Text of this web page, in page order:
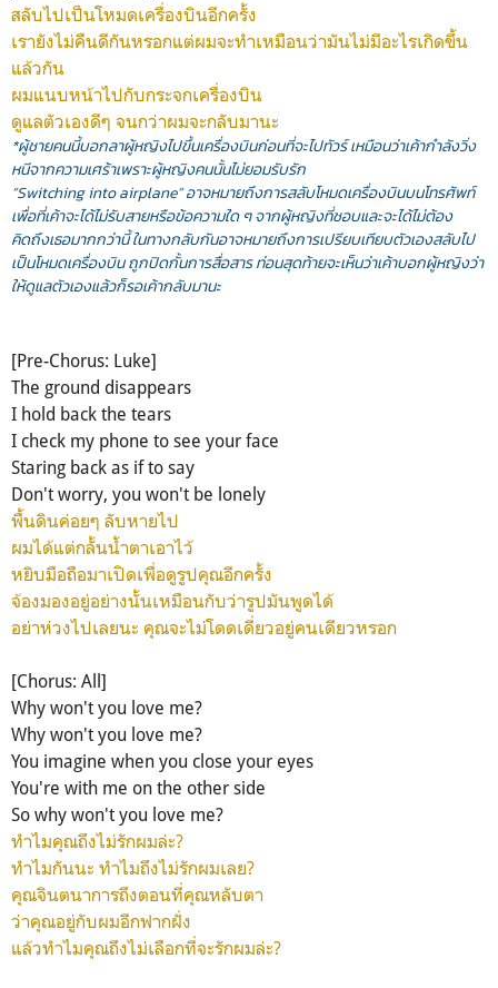
สลับไปเป็นโหมดเครื่องบินอีกครั้ง
เรายังไม่คืนดีกันหรอกแต่ผมจะทำเหมือนว่ามันไม่มีอะไรเกิดขึ้น
แล้วกัน
ผมแนบหน้าไปกับกระจกเครื่องบิน
ดูแลตัวเองดีๆ จนกว่าผมจะกลับมานะ
*ผู้ชายคนนี้บอกลาผู้หญิงไปขึ้นเครื่องบินก่อนที่จะไปทัวร์ เหมือนว่าเค้ากำลังวิ่ง
หนีจากความเศร้าเพราะผู้หญิงคนนั้นไม่ยอมรับรัก
“Switching into airplane” อาจหมายถึงการสลับโหมดเครื่องบินบนโทรศัพท์
เพื่อที่เค้าจะได้ไม่รับสายหรือข้อความใด ๆ จากผู้หญิงที่ชอบและจะได้ไม่ต้อง
คิดถึงเธอมากกว่านี้ ในทางกลับกันอาจหมายถึงการเปรียบเทียบตัวเองสลับไป
เป็นโหมดเครื่องบิน ถูกปิดกั้นการสื่อสาร ท่อนสุดท้ายจะเห็นว่าเค้าบอกผู้หญิงว่า
ให้ดูแลตัวเองแล้วก็รอเค้ากลับมานะ
[Pre-Chorus: Luke]
The ground disappears
I hold back the tears
I check my phone to see your face
Staring back as if to say
Don't worry, you won't be lonely
พื้นดินค่อยๆ ลับหายไป
ผมได้แต่กลั้นน้ำตาเอาไว้
หยิบมือถือมาเปิดเพื่อดูรูปคุณอีกครั้ง
จ้องมองอยู่อย่างนั้นเหมือนกับว่ารูปมันพูดได้
อย่าห่วงไปเลยนะ คุณจะไม่โดดเดี่ยวอยู่คนเดียวหรอก
[Chorus: All]
Why won't you love me?
Why won't you love me?
You imagine when you close your eyes
You're with me on the other side
So why won't you love me?
ทำไมคุณถึงไม่รักผมล่ะ?
ทำไมกันนะ ทำไมถึงไม่รักผมเลย?
คุณจินตนาการถึงตอนที่คุณหลับตา
ว่าคุณอยู่กับผมอีกฟากฝั่ง
แล้วทำไมคุณถึงไม่เลือกที่จะรักผมล่ะ?